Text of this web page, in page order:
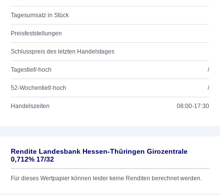
Tagesumsatz in Stück
Preisfeststellungen
Schlusspreis des letzten Handelstages
Tagestief/-hoch /
52-Wochentief/-hoch /
Handelszeiten 08:00-17:30
Rendite Landesbank Hessen-Thüringen Girozentrale
0,712% 17/32
Für dieses Wertpapier können leider keine Renditen berechnet werden.